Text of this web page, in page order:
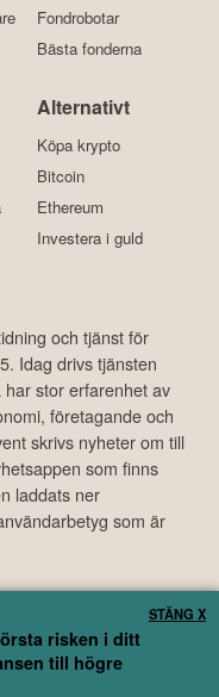
Fondrobotar
Bästa fonderna
Alternativt
Köpa krypto
Bitcoin
Ethereum
Investera i guld
och tjänst för
Idag drivs tjänsten
har stor erfarenhet av
företagande och
skrivs nyheter om till
som finns
laddats ner
som är
rådgivare, står inte under
Detta innebär att
eller indirekt härrörande
alltid fattas
risken i ditt
till högre
STÄNG X